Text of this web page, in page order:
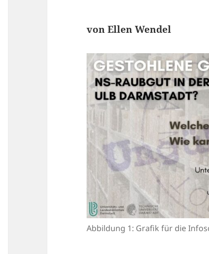
von Ellen Wendel
Abbildung 1: Grafik für die